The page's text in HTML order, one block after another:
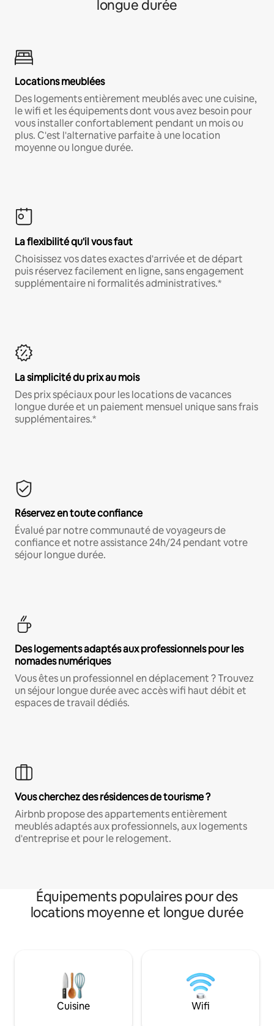
longue durée
Locations meublées
Des logements entièrement meublés avec une cuisine,
le wifi et les équipements dont vous avez besoin pour
vous installer confortablement pendant un mois ou
plus. C'est l'alternative parfaite à une location
moyenne ou longue durée.
La flexibilité qu'il vous faut
Choisissez vos dates exactes d'arrivée et de départ
puis réservez facilement en ligne, sans engagement
supplémentaire ni formalités administratives.*
La simplicité du prix au mois
Des prix spéciaux pour les locations de vacances
longue durée et un paiement mensuel unique sans frais
supplémentaires.*
Réservez en toute confiance
Évalué par notre communauté de voyageurs de
confiance et notre assistance 24h/24 pendant votre
séjour longue durée.
Des logements adaptés aux professionnels pour les
nomades numériques
Vous êtes un professionnel en déplacement ? Trouvez
un séjour longue durée avec accès wifi haut débit et
espaces de travail dédiés.
Vous cherchez des résidences de tourisme ?
Airbnb propose des appartements entièrement
meublés adaptés aux professionnels, aux logements
d'entreprise et pour le relogement.
Équipements populaires pour des
locations moyenne et longue durée
Cuisine Wifi